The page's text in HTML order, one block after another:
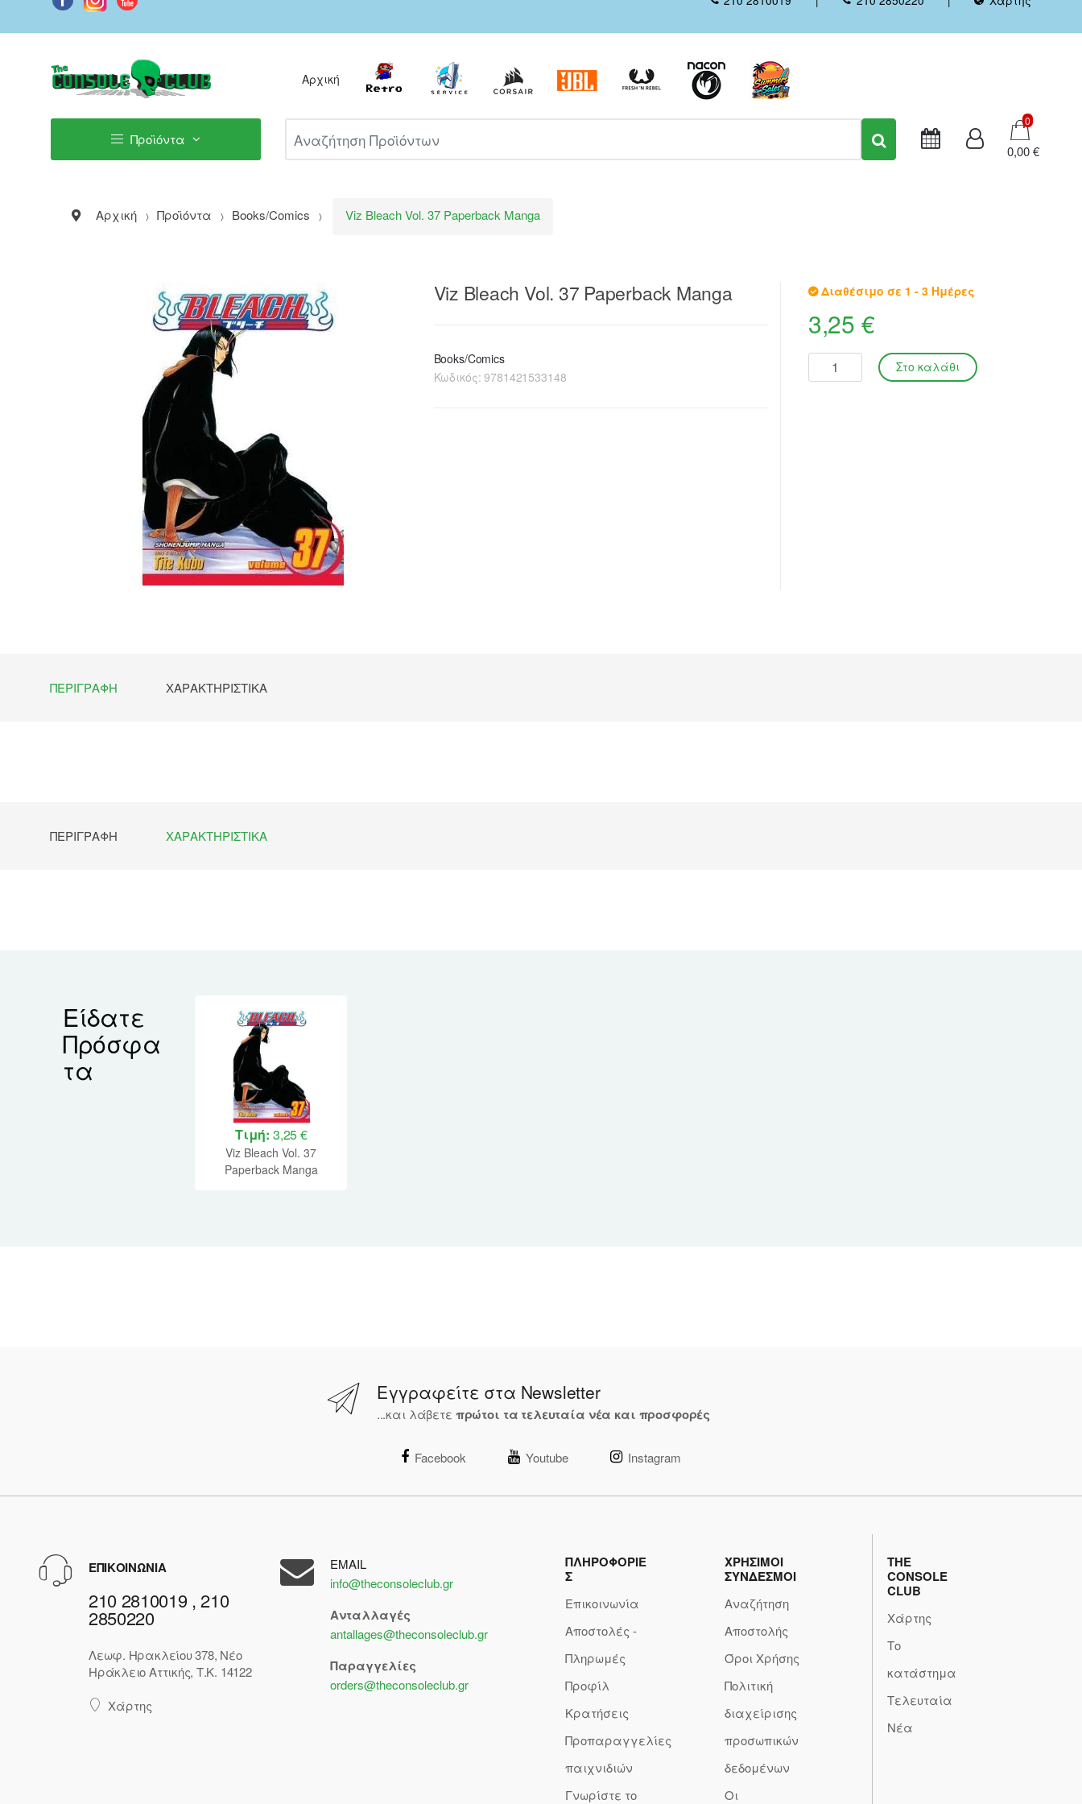
Αρχική
Προϊόντα
Καλάθι
0
0,00 €
Αρχική Προϊόντα Books/Comics Viz Bleach Vol. 37 Paperback Manga
Viz Bleach Vol. 37 Paperback Manga
Books/Comics
Κωδικός:9781421533148
Διαθέσιμο σε 1 - 3 Ημέρες
3,25 €
ΠΕΡΙΓΡΑΦΉ ΧΑΡΑΚΤΗΡΙΣΤΙΚΆ
ΠΕΡΙΓΡΑΦΉ ΧΑΡΑΚΤΗΡΙΣΤΙΚΆ
Είδατε
Πρόσφα
τα
Τιμή: 3,25 €
Viz Bleach Vol. 37
Paperback Manga
Εγγραφείτε στα Newsletter
...και λάβετε πρώτοι τα τελευταία νέα και προσφορές
Facebook Youtube Instagram
ΕΠΙΚΟΙΝΩΝΙΑ
210 2810019 , 210
2850220
Λεωφ. Ηρακλείου 378, Νέο
Ηράκλειο Αττικής, Τ.Κ. 14122
Χάρτης
EMAIL
info@theconsoleclub.gr
Ανταλλαγές
antallages@theconsoleclub.gr
Παραγγελίες
orders@theconsoleclub.gr
ΠΛΗΡΟΦΟΡΙΕ
Σ
Επικοινωνία
Αποστολές -
Πληρωμές
Προφίλ
Κρατήσεις
Προπαραγγελίες
παιχνιδιών
Γνωρίστε το
ΧΡΗΣΙΜΟΙ
ΣΥΝΔΕΣΜΟΙ
Αναζήτηση
Αποστολής
Όροι Χρήσης
Πολιτική
διαχείρισης
προσωπικών
δεδομένων
Οι
THE
CONSOLE
CLUB
Χάρτης
Το
κατάστημα
Τελευταία
Νέα